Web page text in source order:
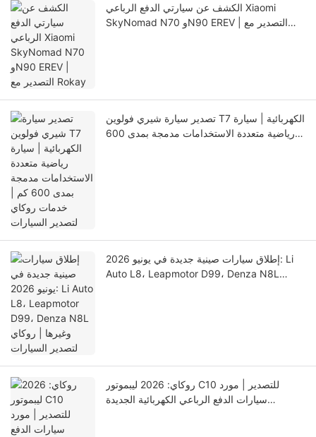
الكشف عن سيارتي الدفع الرباعي Xiaomi
SkyNomad N70 وN90 EREV | التصدير مع
تصدير سيارة شيري فولوين T7 الكهربائية | سيارة
رياضية متعددة الاستخدامات مدمجة بمدى 600
إطلاق سيارات صينية جديدة في يونيو 2026: Li
Auto L8، Leapmotor D99، Denza N8L
روكاي: 2026 ليبموتور C10 للتصدير | مورد
سيارات الدفع الرباعي الكهربائية الجديدة